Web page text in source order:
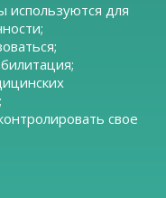
используются для
свое